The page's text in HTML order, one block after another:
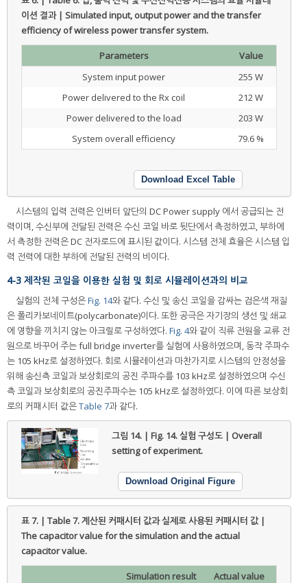
이션 결과 | Simulated input, output power and the transfer
efficiency of wireless power transfer system.
Parameters
Value
System input power
255 W
Power delivered to the Rx coil
212 W
Power delivered to the load
203 W
System overall efficiency
79.6 %
Download Excel Table
시스템의 입력 전력은 인버터 앞단의 DC Power supply 에서 공급되는 전
력이며, 수신부에 전달된 전력은 수신 코일 바로 뒷단에서 측정하였고, 부하에
서 측정한 전력은 DC 전자로드에 표시된 값이다. 시스템 전체 효율은 시스템 입
력 전력에 대한 부하에 전달된 전력의 비이다.
4-3 제작된 코일을 이용한 실험 및 회로 시뮬레이션과의 비교
실험의 전체 구성은Fig. 14와 같다. 수신 및 송신 코일을 감싸는 검은색 재질
은 폴리카보네이트(polycarbonate)이다. 또한 공극은 자기장의 생선 및 쇄교
에 영향을 끼치지 않는 아크릴로 구성하였다. Fig. 4와 같이 직류 전원을 교류 전
원으로 바꾸어 주는 full bridge inverter를 실험에 사용하였으며, 동작 주파수
는 105 kHz로 설정하였다. 회로 시뮬레이션과 마찬가지로 시스템의 안정성을
위해 송신측 코일과 보상회로의 공진 주파수를 103 kHz로 설정하였으며 수신
측 코일과 보상회로의 공진주파수는 105 kHz로 설정하였다. 이에 따른 보상회
로의 커패시터 값은Table 7과 같다.
그림 14. | Fig. 14.실험 구성도 | Overall
setting of experiment.
Download Original Figure
표 7. | Table 7.계산된 커패시터 값과 실제로 사용된 커패시터 값 |
The capacitor value for the simulation and the actual
capacitor value.
Simulation result
Actual value